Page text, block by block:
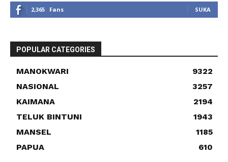
2,365 Fans SUKA
POPULAR CATEGORIES
MANOKWARI
9322
NASIONAL
3257
KAIMANA
2194
TELUK BINTUNI
1943
MANSEL
1185
PAPUA
610